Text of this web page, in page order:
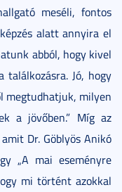
meséli, fontos
alatt annyira el
abból, hogy kivel
Jó, hogy
megtudhatjuk, milyen
a jövőben.” Míg az
Dr. Göblyös Anikó
„A mai eseményre
mi történt azokkal